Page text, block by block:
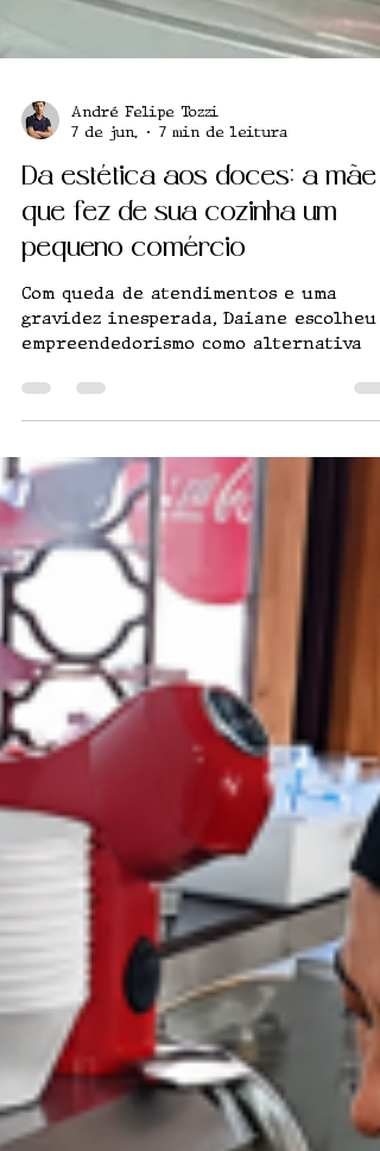
André Felipe Tozzi
7 de jun.
7 min de leitura
Da estética aos doces: a mãe
que fez de sua cozinha um
pequeno comércio
Com queda de atendimentos e uma
gravidez inesperada, Daiane escolheu